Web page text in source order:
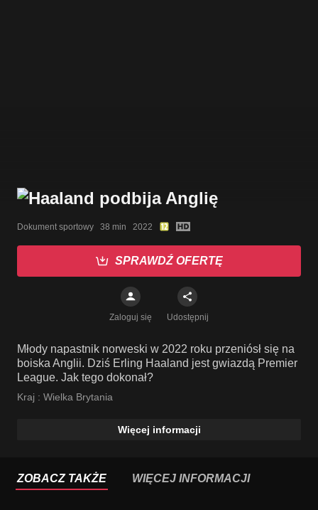
Dokument sportowy   38 min   2022
SPRAWDŹ OFERTĘ
Zaloguj się Udostępnij
Młody napastnik norweski w 2022 roku przeniósł się na
boiska Anglii. Dziś Erling Haaland jest gwiazdą Premier
League. Jak tego dokonał?
Kraj : Wielka Brytania
Więcej informacji
ZOBACZ TAKŻE WIĘCEJ INFORMACJI